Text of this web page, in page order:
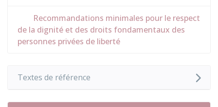
Recommandations minimales pour le respect
de la dignité et des droits fondamentaux des
personnes privées de liberté
Textes de référence